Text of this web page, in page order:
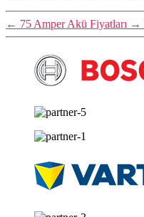
← 75 Amper Akü Fiyatları →